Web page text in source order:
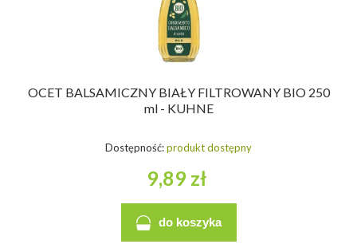
OCET BALSAMICZNY BIAŁY FILTROWANY BIO 250
ml - KUHNE
Dostępność:produkt dostępny
9,89 zł
do koszyka